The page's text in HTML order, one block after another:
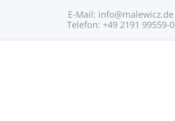
E-Mail: info@malewicz.de
Telefon: +49 2191 99559-0